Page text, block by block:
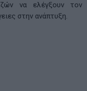
να ελέγξουν τον
στην ανάπτυξη.